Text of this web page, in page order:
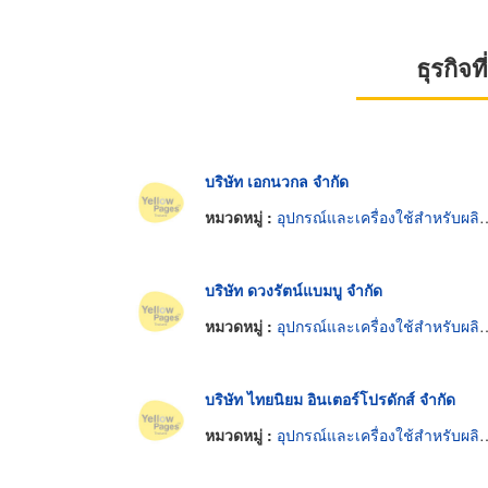
ธุรกิจ
บริษัท เอกนวกล จำกัด
หมวดหมู่ : อุปกรณ์และเครื่องใช้สำหรับผลิตภัณฑ์อาหาร
บริษัท ดวงรัตน์แบมบู จำกัด
หมวดหมู่ : อุปกรณ์และเครื่องใช้สำหรับผลิตภัณฑ์อาหาร
บริษัท ไทยนิยม อินเตอร์โปรดักส์ จำกัด
หมวดหมู่ : อุปกรณ์และเครื่องใช้สำหรับผลิตภัณฑ์อาหาร